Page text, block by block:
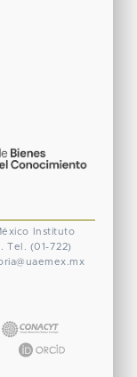
Instituto
Tel. (01-722)